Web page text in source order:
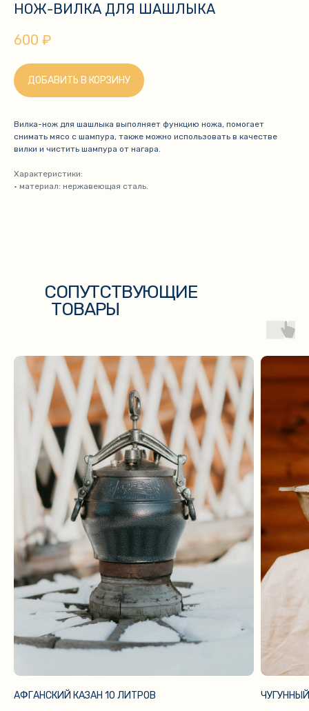
НОЖ-ВИЛКА ДЛЯ ШАШЛЫКА
600 ₽
ДОБАВИТЬ В КОРЗИНУ
Вилка-нож для шашлыка выполняет функцию ножа, помогает
снимать мясо с шампура, также можно использовать в качестве
вилки и чистить шампура от нагара.
Характеристики:
• материал: нержавеющая сталь.
ТОВАРЫ
СОПУТСТВУЮЩИЕ
АФГАНСКИЙ КАЗАН 10 ЛИТРОВ